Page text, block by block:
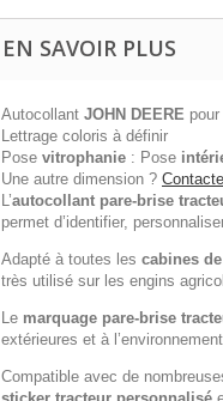
EN SAVOIR PLUS
Autocollant JOHN DEERE
Lettrage coloris à définir
Pose vitrophanie : Pose
Une autre dimension ?
L’autocollant pare-brise
permet d’identifier,
Adapté à toutes les cabines
très utilisé sur les engins
Le marquage pare-brise
extérieures et à
Compatible avec de